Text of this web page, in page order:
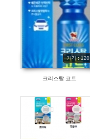
가격 : 120
크리스탈 코트